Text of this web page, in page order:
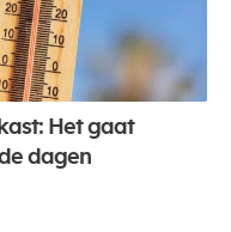
Het gaat
dagen